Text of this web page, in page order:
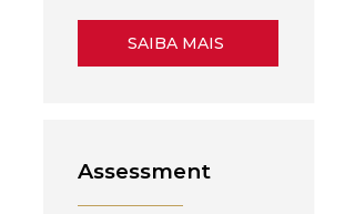
SAIBA MAIS
Assessment